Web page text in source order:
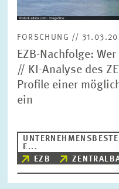
FORSCHUNG //
EZB-Nachfolge:
// KI-Analyse des
Profile einer
ein
E...
EZB